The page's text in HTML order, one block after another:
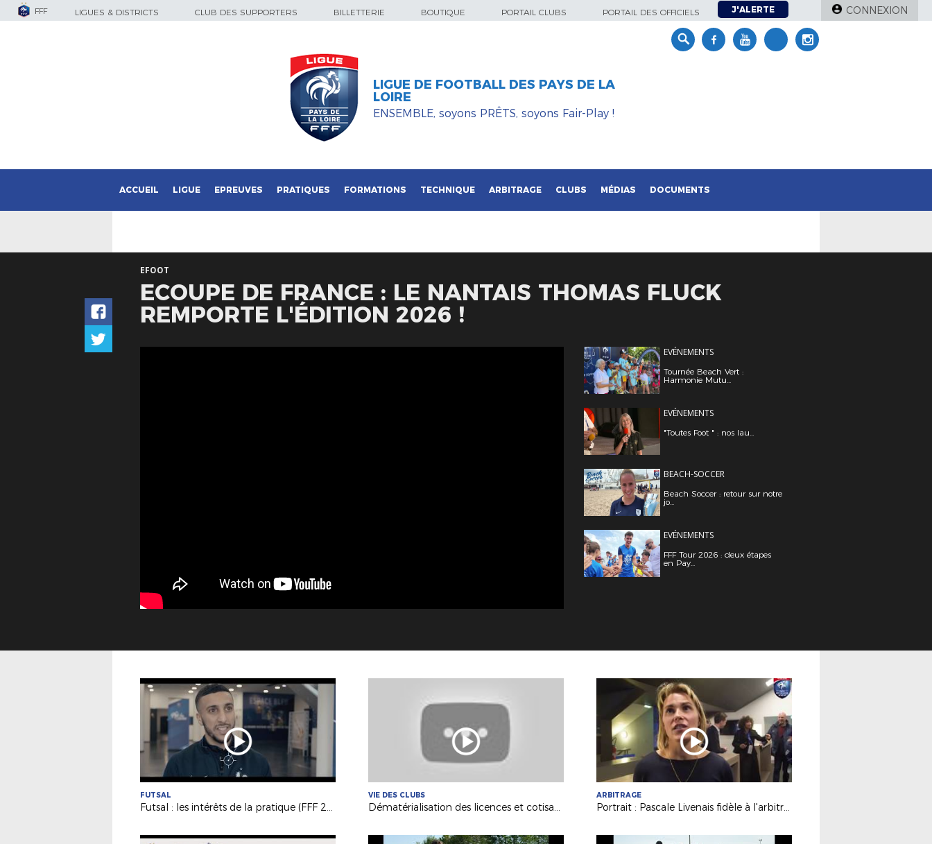
FFF LIGUES & DISTRICTS CLUB DES SUPPORTERS BILLETTERIE BOUTIQUE PORTAIL CLUBS PORTAIL DES OFFICIELS J'ALERTE CONNEXION
LIGUE DE FOOTBALL DES PAYS DE LA
LOIRE
ENSEMBLE, soyons PRÊTS, soyons Fair-Play !
ACCUEIL LIGUE EPREUVES PRATIQUES FORMATIONS TECHNIQUE ARBITRAGE CLUBS MÉDIAS DOCUMENTS
EFOOT
ECOUPE DE FRANCE : LE NANTAIS THOMAS FLUCK
REMPORTE L'ÉDITION 2026 !
EVÉNEMENTS
Tournée Beach Vert :
Harmonie Mutu...
EVÉNEMENTS
"Toutes Foot " : nos lau...
BEACH-SOCCER
Beach Soccer : retour sur notre
jo...
EVÉNEMENTS
FFF Tour 2026 : deux étapes
en Pay...
FUTSAL
Futsal : les intérêts de la pratique (FFF 2019)
VIE DES CLUBS
Dématérialisation des licences et cotisations en ligne - Pourquoi y passer ?
ARBITRAGE
Portrait : Pascale Livenais fidèle à l'arbitrage et à son club depuis 26 saisons !